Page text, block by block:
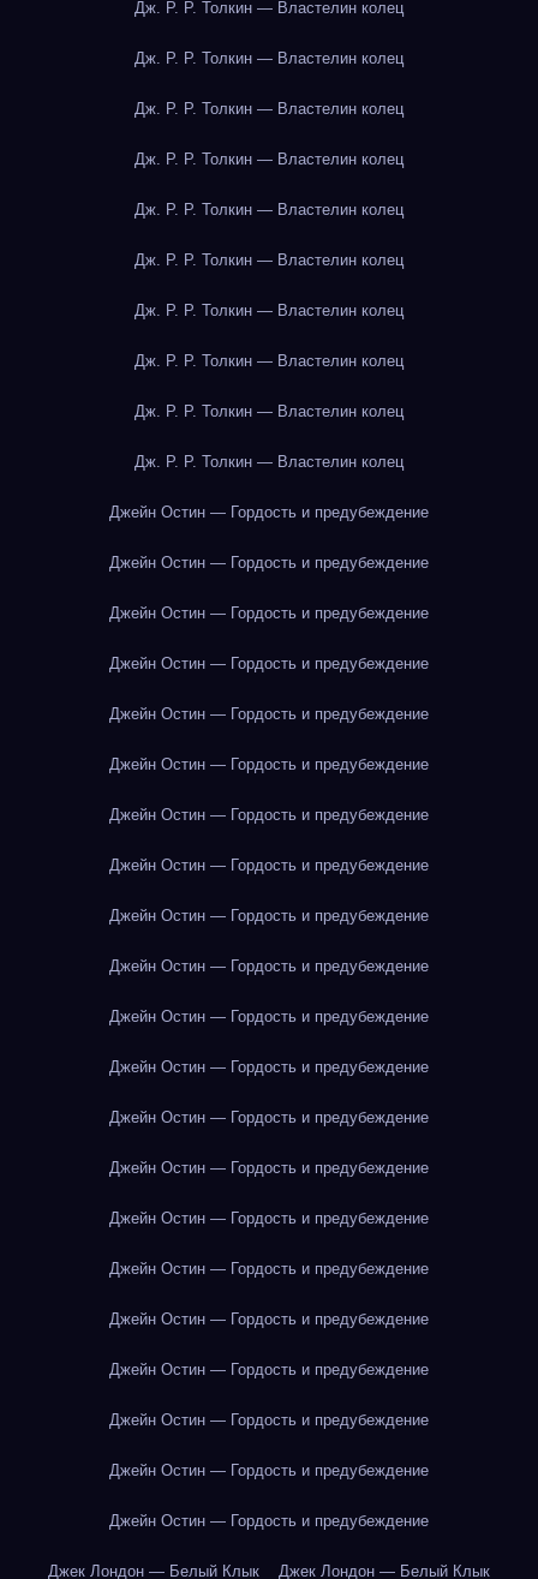
Дж. Р. Р. Толкин — Властелин колец
Дж. Р. Р. Толкин — Властелин колец
Дж. Р. Р. Толкин — Властелин колец
Дж. Р. Р. Толкин — Властелин колец
Дж. Р. Р. Толкин — Властелин колец
Дж. Р. Р. Толкин — Властелин колец
Дж. Р. Р. Толкин — Властелин колец
Дж. Р. Р. Толкин — Властелин колец
Дж. Р. Р. Толкин — Властелин колец
Дж. Р. Р. Толкин — Властелин колец
Джейн Остин — Гордость и предубеждение
Джейн Остин — Гордость и предубеждение
Джейн Остин — Гордость и предубеждение
Джейн Остин — Гордость и предубеждение
Джейн Остин — Гордость и предубеждение
Джейн Остин — Гордость и предубеждение
Джейн Остин — Гордость и предубеждение
Джейн Остин — Гордость и предубеждение
Джейн Остин — Гордость и предубеждение
Джейн Остин — Гордость и предубеждение
Джейн Остин — Гордость и предубеждение
Джейн Остин — Гордость и предубеждение
Джейн Остин — Гордость и предубеждение
Джейн Остин — Гордость и предубеждение
Джейн Остин — Гордость и предубеждение
Джейн Остин — Гордость и предубеждение
Джейн Остин — Гордость и предубеждение
Джейн Остин — Гордость и предубеждение
Джейн Остин — Гордость и предубеждение
Джейн Остин — Гордость и предубеждение
Джейн Остин — Гордость и предубеждение
Джек Лондон — Белый Клык Джек Лондон — Белый Клык